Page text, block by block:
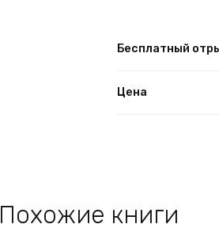
Бесплатный
Цена
Похожие книги